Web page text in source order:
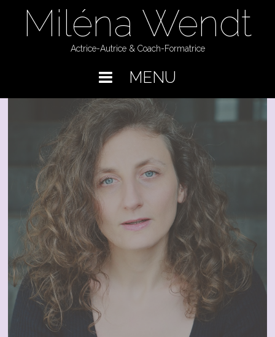
Miléna Wendt
Actrice-Autrice & Coach-Formatrice
MENU